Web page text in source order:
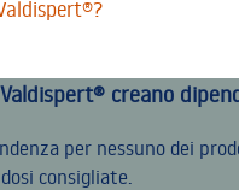
creano
per nessuno dei
consigliate.